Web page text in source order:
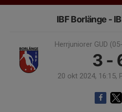
IBF Borlänge -
Herrjuniorer GUD
3 -
20 okt 2024, 16:15,